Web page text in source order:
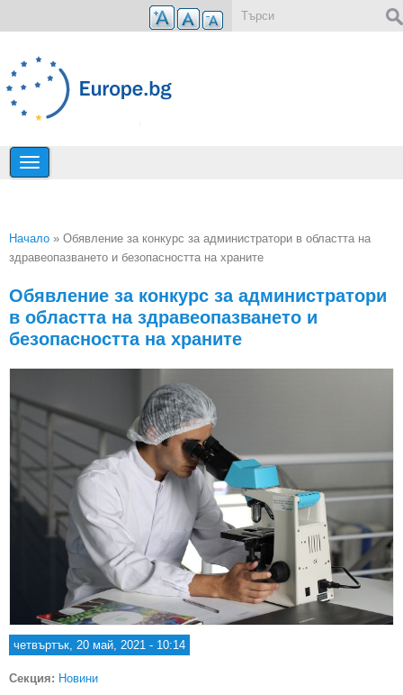
Премини към основното съдържание
Вие сте тук
Начало » Обявление за конкурс за администратори в областта на
здравеопазването и безопасността на храните
Обявление за конкурс за администратори
в областта на здравеопазването и
безопасността на храните
четвъртък, 20 май, 2021 - 10:14
Секция: Новини